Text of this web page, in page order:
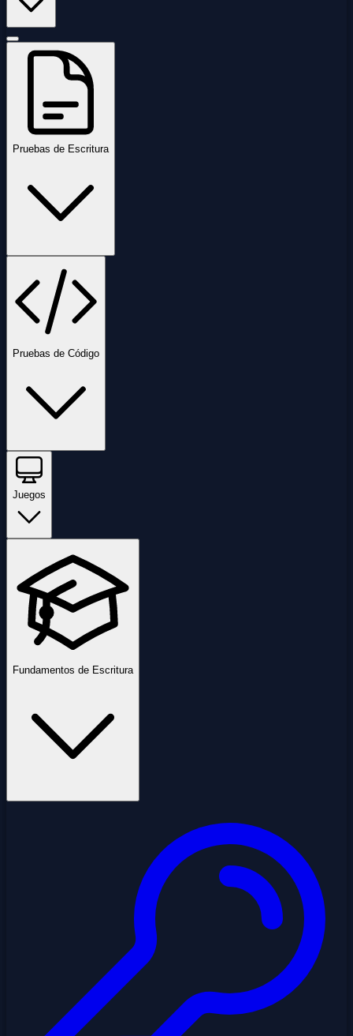
Pruebas de Escritura
Pruebas de Código
Juegos
Fundamentos de Escritura